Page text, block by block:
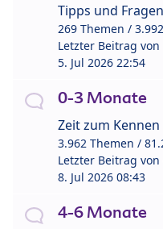
Tipps und
269 Themen /
Letzter Beitrag von
5. Jul 2026 22:54
0-3 Monate
Zeit zum
3.962 Themen /
Letzter Beitrag von
8. Jul 2026 08:43
4-6 Monate